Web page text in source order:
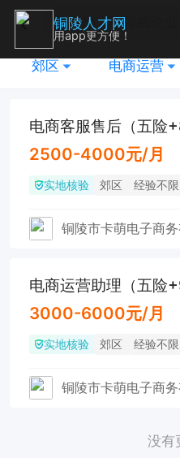
郊区 电商运营
2500-4000元/月
实地核验 郊区 经验不限
铜陵市卡萌电子商务
电商运营助理（五险
3000-6000元/月
实地核验 郊区 经验不限
铜陵市卡萌电子商务
没有
铜陵人才网
用app更方便！